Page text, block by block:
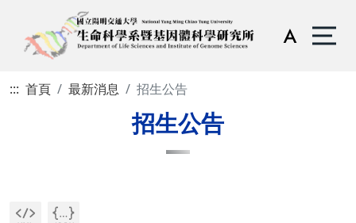
::: 首頁 最新消息 招生公告
招生公告